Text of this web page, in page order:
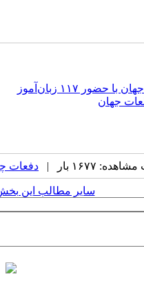
۱۱۷ زبان‌آموز
جهان
۱۶۷۷ بار | دفعات چاپ:
سایر مطالب این